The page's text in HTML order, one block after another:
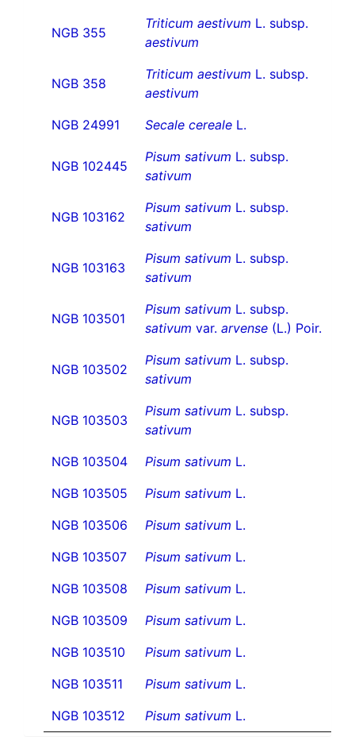
NGB 355
Triticum aestivum L. subsp.
aestivum
NGB 358
Triticum aestivum L. subsp.
aestivum
NGB 24991
Secale cereale L.
NGB 102445
Pisum sativum L. subsp.
sativum
NGB 103162
Pisum sativum L. subsp.
sativum
NGB 103163
Pisum sativum L. subsp.
sativum
NGB 103501
Pisum sativum L. subsp.
sativum var. arvense (L.) Poir.
NGB 103502
Pisum sativum L. subsp.
sativum
NGB 103503
Pisum sativum L. subsp.
sativum
NGB 103504
Pisum sativum L.
NGB 103505
Pisum sativum L.
NGB 103506
Pisum sativum L.
NGB 103507
Pisum sativum L.
NGB 103508
Pisum sativum L.
NGB 103509
Pisum sativum L.
NGB 103510
Pisum sativum L.
NGB 103511
Pisum sativum L.
NGB 103512
Pisum sativum L.